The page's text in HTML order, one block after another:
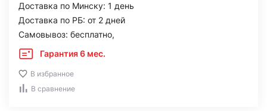
Доставка по Минску: 1 день
Доставка по РБ: от 2 дней
Самовывоз: бесплатно,
Гарантия 6 мес.
В избранное
В сравнение